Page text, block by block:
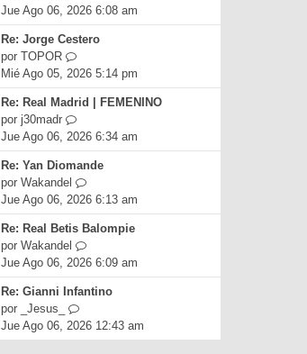
s
a
j
o
e
n
s
a
j
e
t
o
e
s
a
e
r
ú
t
i
m
o
e
n
s
a
j
e
Jue Ago 06, 2026 6:08 am
Re: Jorge Cestero
por TOPOR
V
e
r
ú
l
t
m
o
e
n
s
a
j
e
Mié Ago 05, 2026 5:14 pm
Re: Real Madrid | FEMENINO
por j30madr
V
e
r
ú
l
t
m
o
e
n
s
a
Jue Ago 06, 2026 6:34 am
Re: Yan Diomande
por Wakandel
V
e
r
ú
l
t
o
Jue Ago 06, 2026 6:13 am
Re: Real Betis Balompie
por Wakandel
V
e
r
ú
t
Jue Ago 06, 2026 6:09 am
Re: Gianni Infantino
por
_Jesus_
V
e
r
Jue Ago 06, 2026 12:43 am